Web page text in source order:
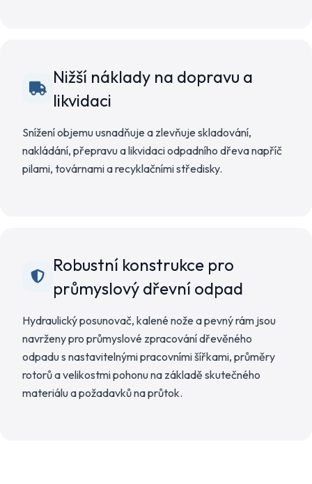
Nižší náklady na dopravu a
likvidaci
Snížení objemu usnadňuje a zlevňuje skladování,
nakládání, přepravu a likvidaci odpadního dřeva napříč
pilami, továrnami a recyklačními středisky.
Robustní konstrukce pro
průmyslový dřevní odpad
Hydraulický posunovač, kalené nože a pevný rám jsou
navrženy pro průmyslové zpracování dřevěného
odpadu s nastavitelnými pracovními šířkami, průměry
rotorů a velikostmi pohonu na základě skutečného
materiálu a požadavků na průtok.